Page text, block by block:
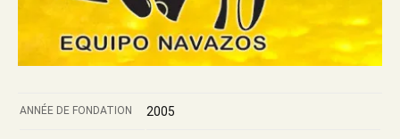
ANNÉE DE FONDATION 2005